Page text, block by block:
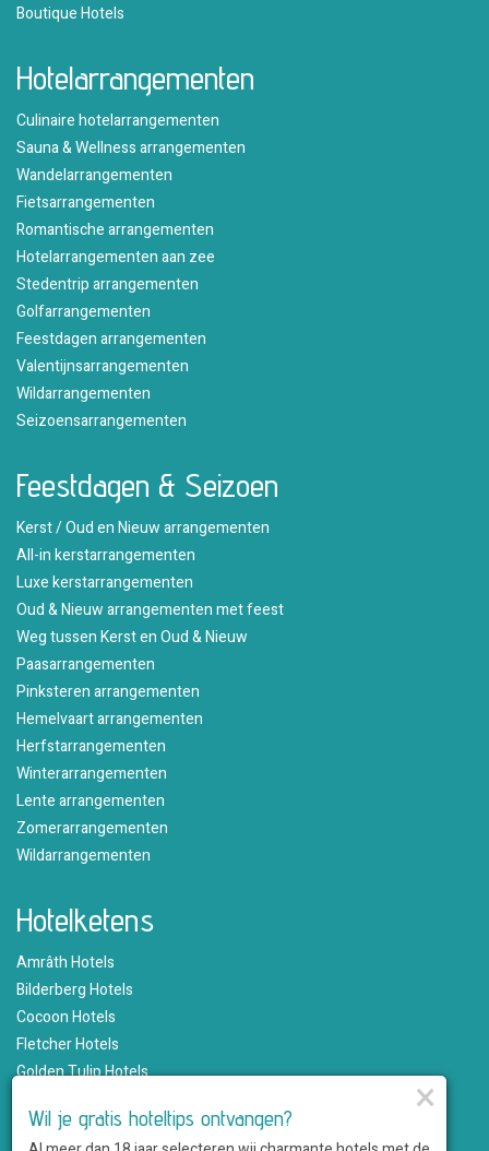
Boutique Hotels
Hotelarrangementen
Culinaire hotelarrangementen
Sauna & Wellness arrangementen
Wandelarrangementen
Fietsarrangementen
Romantische arrangementen
Hotelarrangementen aan zee
Stedentrip arrangementen
Golfarrangementen
Feestdagen arrangementen
Valentijnsarrangementen
Wildarrangementen
Seizoensarrangementen
Feestdagen & Seizoen
Kerst / Oud en Nieuw arrangementen
All-in kerstarrangementen
Luxe kerstarrangementen
Oud & Nieuw arrangementen met feest
Weg tussen Kerst en Oud & Nieuw
Paasarrangementen
Pinksteren arrangementen
Hemelvaart arrangementen
Herfstarrangementen
Winterarrangementen
Lente arrangementen
Zomerarrangementen
Wildarrangementen
Hotelketens
Amrâth Hotels
Bilderberg Hotels
Cocoon Hotels
Fletcher Hotels
Golden Tulip Hotels
Martin's Hotels
×
Wil je gratis hoteltips ontvangen?